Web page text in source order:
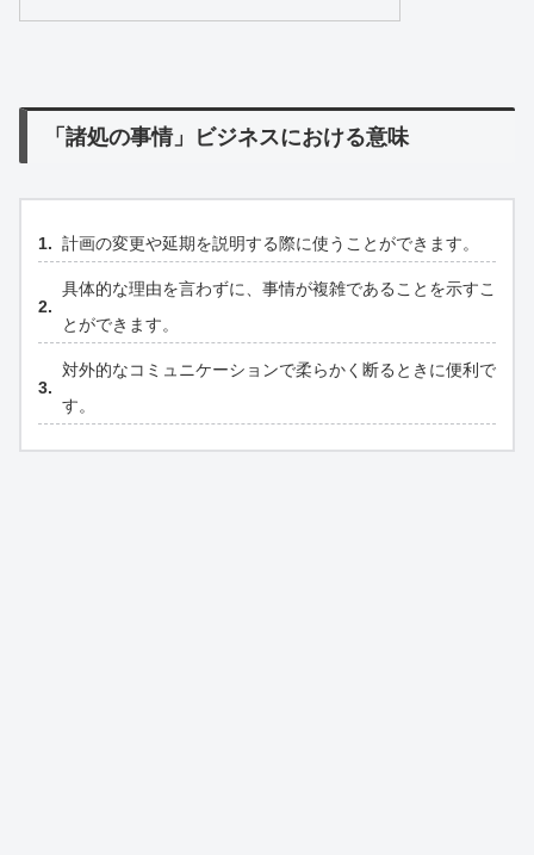
「諸処の事情」ビジネスにおける意味
計画の変更や延期を説明する際に使うことができます。
具体的な理由を言わずに、事情が複雑であることを示すこ
とができます。
対外的なコミュニケーションで柔らかく断るときに便利で
す。